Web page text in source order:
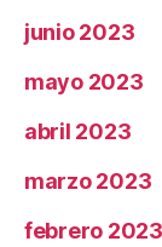
junio 2023
mayo 2023
abril 2023
marzo 2023
febrero 2023